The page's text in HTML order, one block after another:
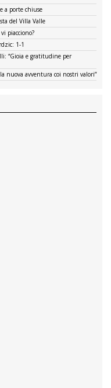
a porte chiuse
del Villa Valle
piacciono?
1-1
“Gioia e gratitudine per
nuova avventura coi nostri valori”